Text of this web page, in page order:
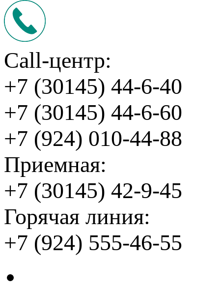
Call-центр:
+7 (30145) 44-6-40
+7 (30145) 44-6-60
+7 (924) 010-44-88
Приемная:
+7 (30145) 42-9-45
Горячая линия:
+7 (924) 555-46-55